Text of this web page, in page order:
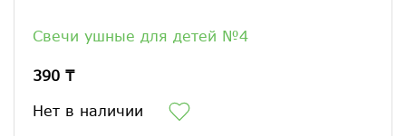
Свечи ушные для детей №4
390 ₸
Нет в наличии